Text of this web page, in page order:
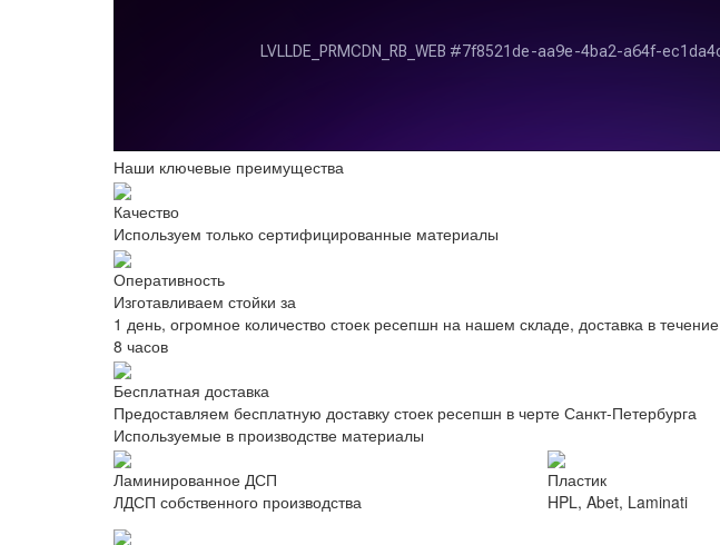
Наши ключевые преимущества
Качество
Используем только сертифицированные материалы
Оперативность
Изготавливаем стойки за
1 день, огромное количество стоек ресепшн на нашем складе, доставка в течение
8 часов
Бесплатная доставка
Предоставляем бесплатную доставку стоек ресепшн в черте Санкт-Петербурга
Используемые в производстве материалы
Ламинированное ДСП
ЛДСП собственного производства
Пластик
HPL, Abet, Laminati